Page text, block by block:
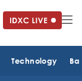
Technology